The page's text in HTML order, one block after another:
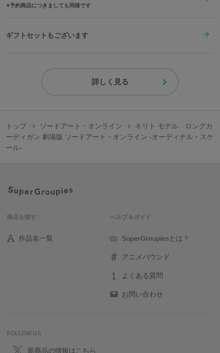
予約商品につきましても同様です
ギフトセットもございます
詳しく見る
トップ ソードアート・オンライン
キリト モデル ロングカ
ーディガン 劇場版 ソードアート・オンライン -オーディナル・スケ
ール-
商品を探す
作品名一覧
ヘルプ＆ガイド
SuperGroupiesとは？
アニメバウンド
よくある質問
お問い合わせ
FOLLOW US
新商品の情報はこちら